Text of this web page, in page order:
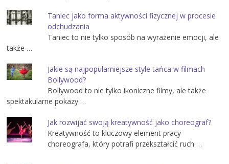
Taniec jako forma aktywności fizycznej w procesie
odchudzania
Taniec to nie tylko sposób na wyrażenie emocji, ale
także …
Jakie są najpopularniejsze style tańca w filmach
Bollywood?
Bollywood to nie tylko ikoniczne filmy, ale także
spektakularne pokazy …
Jak rozwijać swoją kreatywność jako choreograf?
Kreatywność to kluczowy element pracy
choreografa, który potrafi przekształcić ruch …